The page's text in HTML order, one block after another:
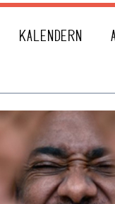
KALENDERN